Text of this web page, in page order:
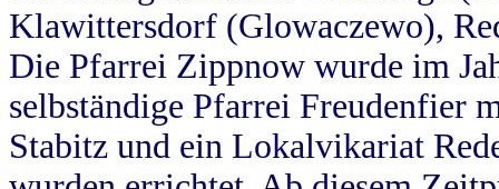
Klawittersdorf (Glowaczewo),
Die Pfarrei Zippnow wurde im
selbständige Pfarrei Freudenfier
Stabitz und ein Lokalvikariat